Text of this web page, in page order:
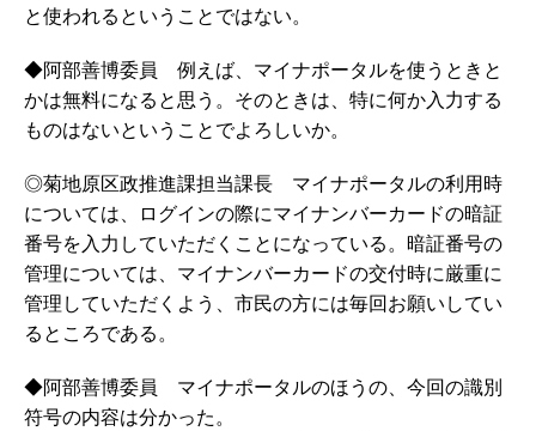
と使われるということではない。
◆阿部善博委員 例えば、マイナポータルを使うときと
かは無料になると思う。そのときは、特に何か入力する
ものはないということでよろしいか。
◎菊地原区政推進課担当課長 マイナポータルの利用時
については、ログインの際にマイナンバーカードの暗証
番号を入力していただくことになっている。暗証番号の
管理については、マイナンバーカードの交付時に厳重に
管理していただくよう、市民の方には毎回お願いしてい
るところである。
◆阿部善博委員 マイナポータルのほうの、今回の識別
符号の内容は分かった。